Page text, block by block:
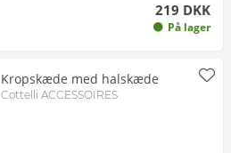
219 DKK
På lager
Kropskæde med halskæde
Cottelli ACCESSOIRES